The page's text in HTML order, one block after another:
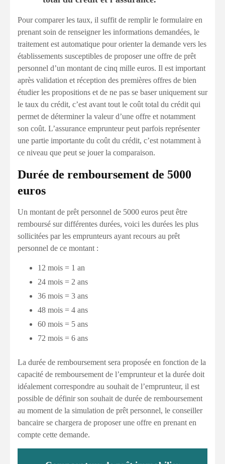
Pour comparer les taux, il suffit de remplir le formulaire en
prenant soin de renseigner les informations demandées, le
traitement est automatique pour orienter la demande vers les
établissements susceptibles de proposer une offre de prêt
personnel d’un montant de cinq mille euros. Il est important
après validation et réception des premières offres de bien
étudier les propositions et de ne pas se baser uniquement sur
le taux du crédit, c’est avant tout le coût total du crédit qui
permet de déterminer la valeur d’une offre et notamment
son coût. L’assurance emprunteur peut parfois représenter
une partie importante du coût du crédit, c’est notamment à
ce niveau que peut se jouer la comparaison.
Durée de remboursement de 5000
euros
Un montant de prêt personnel de 5000 euros peut être
remboursé sur différentes durées, voici les durées les plus
sollicitées par les emprunteurs ayant recours au prêt
personnel de ce montant :
12 mois = 1 an
24 mois = 2 ans
36 mois = 3 ans
48 mois = 4 ans
60 mois = 5 ans
72 mois = 6 ans
La durée de remboursement sera proposée en fonction de la
capacité de remboursement de l’emprunteur et la durée doit
idéalement correspondre au souhait de l’emprunteur, il est
possible de définir son souhait de durée de remboursement
au moment de la simulation de prêt personnel, le conseiller
bancaire se chargera de proposer une offre en prenant en
compte cette demande.